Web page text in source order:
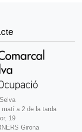
matí a 2 de la tarda
19
Girona